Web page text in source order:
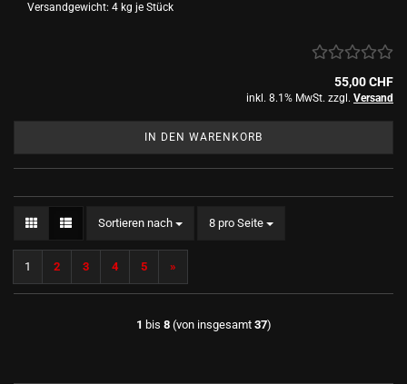
Versandgewicht: 4 kg je Stück
55,00 CHF
inkl. 8.1% MwSt. zzgl. Versand
IN DEN WARENKORB
Sortieren nach
Sortieren nach 8 pro Seite
pro Seite
1 2 3 4 5 »
1 bis 8(von insgesamt 37)